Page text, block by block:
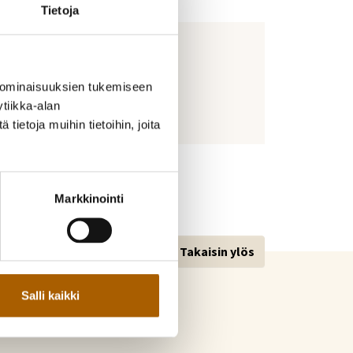
Tietoja
tukemiseen
alan
tietoja muihin tietoihin, joita
Markkinointi
Salli kaikki
Takaisin ylös